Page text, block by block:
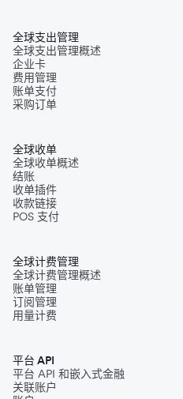
全球支出管理
全球支出管理概述
企业卡
费用管理
账单支付
采购订单
全球收单
全球收单概述
结账
收单插件
收款链接
POS 支付
全球计费管理
全球计费管理概述
账单管理
订阅管理
用量计费
平台 API
平台 API 和嵌入式金融
关联账户